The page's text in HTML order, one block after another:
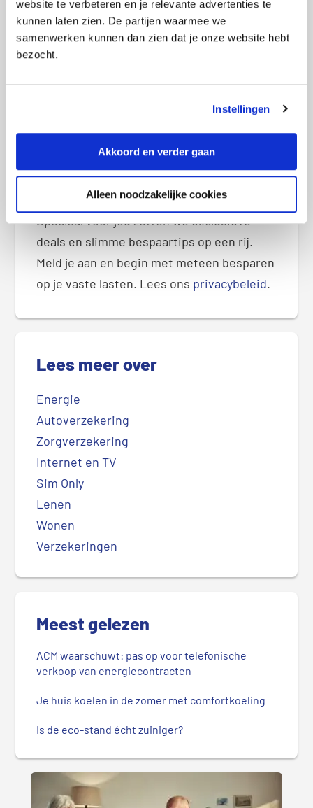
website te verbeteren en je relevante advertenties te
kunnen laten zien. De partijen waarmee we
samenwerken kunnen dan zien dat je onze website hebt
bezocht.
Instellingen
Akkoord en verder gaan
Alleen noodzakelijke cookies
i
d
e
a
2026
Ontvang exclusieve deals
Speciaal voor jou zetten we exclusieve
deals en slimme bespaartips op een rij.
Meld je aan en begin met meteen besparen
op je vaste lasten. Lees ons privacybeleid.
Lees meer over
Energie
Autoverzekering
Zorgverzekering
Internet en TV
Sim Only
Lenen
Wonen
Verzekeringen
Meest gelezen
ACM waarschuwt: pas op voor telefonische
verkoop van energiecontracten
Je huis koelen in de zomer met comfortkoeling
Is de eco-stand écht zuiniger?